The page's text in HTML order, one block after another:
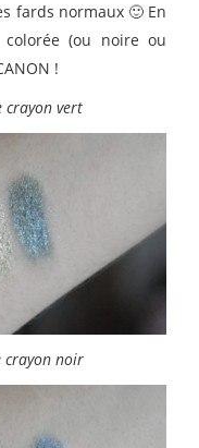
fards normaux 🙂 En
(ou noire ou
!
crayon vert
crayon noir